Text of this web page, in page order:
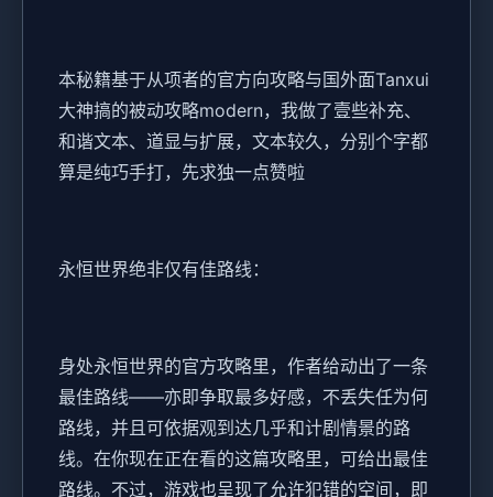
本秘籍基于从项者的官方向攻略与国外面Tanxui
大神搞的被动攻略modern，我做了壹些补充、
和谐文本、道显与扩展，文本较久，分别个字都
算是纯巧手打，先求独一点赞啦
永恒世界绝非仅有佳路线：
身处永恒世界的官方攻略里，作者给动出了一条
最佳路线——亦即争取最多好感，不丢失任为何
路线，并且可依据观到达几乎和计剧情景的路
线。在你现在正在看的这篇攻略里，可给出最佳
路线。不过，游戏也呈现了允许犯错的空间，即